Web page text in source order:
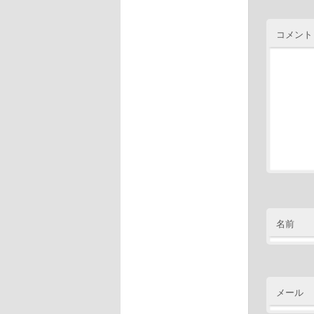
コメント
名前
メール